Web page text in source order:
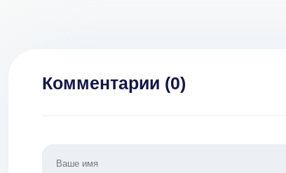
Комментарии (0)